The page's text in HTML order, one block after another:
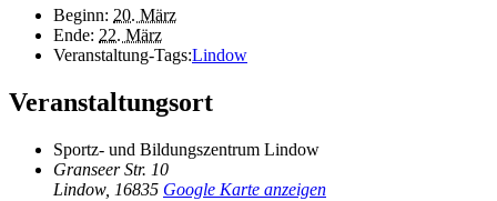
Beginn: 20. März
Ende: 22. März
Veranstaltung-Tags:Lindow
Veranstaltungsort
Sportz- und Bildungszentrum Lindow
Granseer Str. 10
Lindow, 16835 Google Karte anzeigen